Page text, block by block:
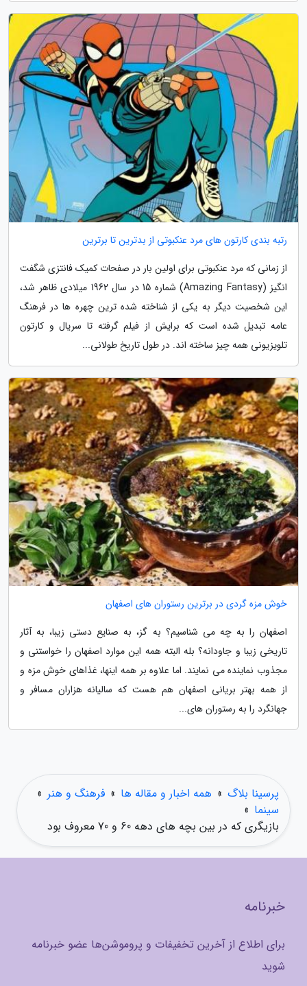
رتبه بندی کارتون های مرد عنکبوتی از بدترین تا برترین
از زمانی که مرد عنکبوتی برای اولین بار در صفحات کمیک فانتزی شگفت
انگیز (Amazing Fantasy) شماره 15 در سال 1962 میلادی ظاهر شد،
این شخصیت دیگر به یکی از شناخته شده ترین چهره ها در فرهنگ
عامه تبدیل شده است که برایش از فیلم گرفته تا سریال و کارتون
تلویزیونی همه چیز ساخته اند. در طول تاریخ طولانی...
خوش مزه گردی در برترین رستوران های اصفهان
اصفهان را به چه می شناسیم؟ به گز، به صنایع دستی زیبا، به آثار
تاریخی زیبا و جاودانه؟ بله البته همه این موارد اصفهان را خواستنی و
مجذوب نماینده می نمایند. اما علاوه بر همه اینها، غذاهای خوش مزه و
از همه بهتر بریانی اصفهان هم هست که سالیانه هزاران مسافر و
جهانگرد را به رستوران های...
پرسینا بلاگ » همه اخبار و مقاله ها » فرهنگ و هنر »
سینما »
بازیگری که در بین بچه های دهه 60 و 70 معروف بود
خبرنامه
برای اطلاع از آخرین تخفیفات و پروموشن‌ها عضو خبرنامه
شوید